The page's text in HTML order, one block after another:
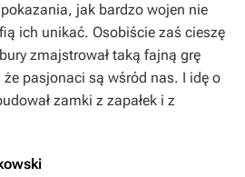
pokazania, jak bardzo wojen nie
ich unikać. Osobiście zaś cieszę
zmajstrował taką fajną grę
pasjonaci są wśród nas. I idę o
zamki z zapałek i z